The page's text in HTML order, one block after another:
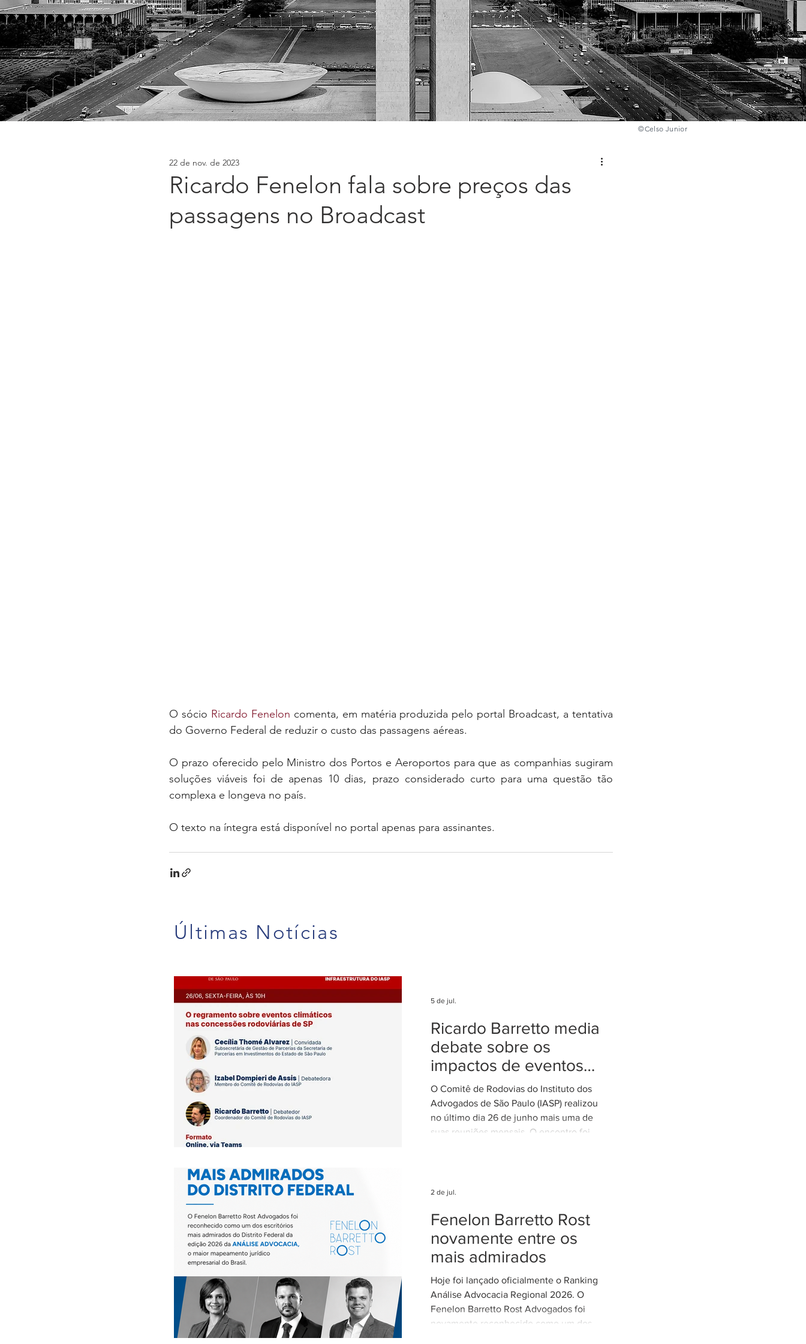
©️Celso Junior
Ricardo Fenelon fala sobre preços das
passagens no Broadcast
22 de nov. de 2023
O sócio Ricardo Fenelon comenta, em matéria produzida pelo portal Broadcast, a tentativa
do Governo Federal de reduzir o custo das passagens aéreas.
O prazo oferecido pelo Ministro dos Portos e Aeroportos para que as companhias sugiram
soluções viáveis foi de apenas 10 dias, prazo considerado curto para uma questão tão
complexa e longeva no país.
O texto na íntegra está disponível no portal apenas para assinantes.
Últimas Notícias
Ricardo Barretto media
debate sobre os
impactos de eventos
climáticos extremos
nas concessões de
rodovias
O Comitê de Rodovias do Instituto dos
Advogados de São Paulo (IASP) realizou
no último dia 26 de junho mais uma de
suas reuniões mensais. O encontro foi
dos eventos climáticos extremos nos
Estado de São Paulo. A reunião contou
com a participação de Cecília Thomé
Alvarez, Subsecretária de Gestão de
Parcerias da Secretaria de Parcerias e
5 de jul.
Fenelon Barretto Rost
novamente entre os
mais admirados
Hoje foi lançado oficialmente o Ranking
Análise Advocacia Regional 2026. O
Fenelon Barretto Rost Advogados foi
novamente reconhecido como um dos
2 de jul.